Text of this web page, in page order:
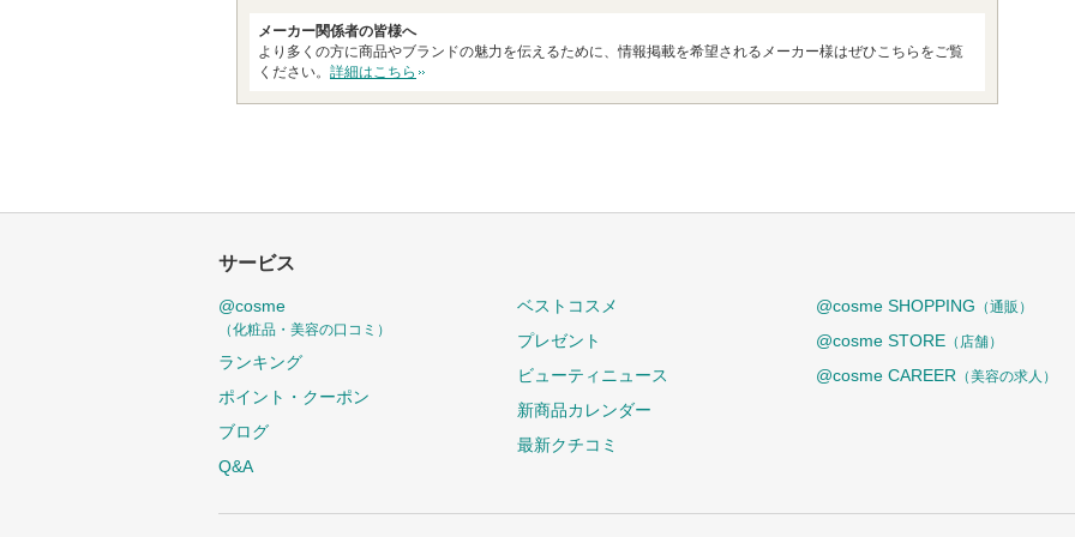
れ
て
気
に
ま
メーカー関係者の皆様へ
より多くの方に商品やブランドの魅力を伝えるために、情報掲載を希望されるメーカー様はぜひこちらをご覧
ください。 詳細はこちら
サービス
@cosme
（化粧品・美容の口コミ）
ランキング
ポイント・クーポン
ブログ
Q&A
ベストコスメ
プレゼント
ビューティニュース
新商品カレンダー
最新クチコミ
@cosme SHOPPING （通販）
@cosme STORE （店舗）
@cosme CAREER （美容の求人）